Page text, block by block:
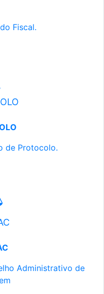
Fiscal.
de Protocolo.
Administrativo de